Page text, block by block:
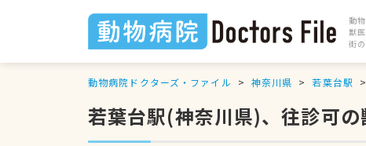
動
獣
街
動物病院ドクターズ・ファイル 神奈川県 若葉台駅
若葉台駅(神奈川県)、往診可